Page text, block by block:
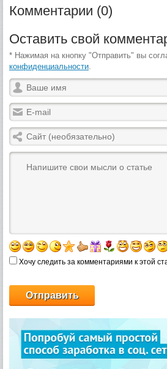
Комментарии (0)
Оставить свой
* Нажимая на кнопку "Отправить" вы
конфиденциальности
Хочу следить за комментариями к этой